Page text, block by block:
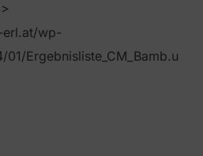
wp-
Ergebnisliste_CM_Bamb.u